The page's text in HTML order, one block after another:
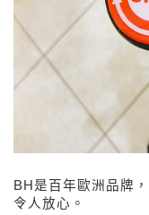
BH是百年歐洲品牌
令人放心。